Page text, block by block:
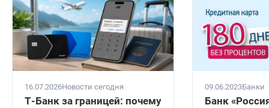
16.07.2026Новости сегодня
Т-Банк за границей: почему
09.06.2023Банки
Банк